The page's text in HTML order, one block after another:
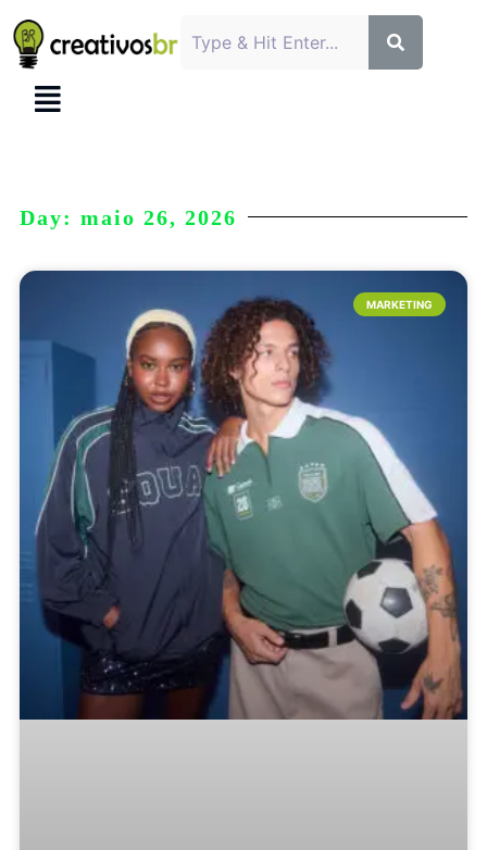
Day: maio 26, 2026
MARKETING